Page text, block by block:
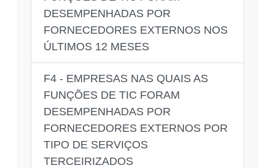
DESEMPENHADAS POR
FORNECEDORES EXTERNOS NOS
ÚLTIMOS 12 MESES
F4 - EMPRESAS NAS QUAIS AS
FUNÇÕES DE TIC FORAM
DESEMPENHADAS POR
FORNECEDORES EXTERNOS POR
TIPO DE SERVIÇOS
TERCEIRIZADOS